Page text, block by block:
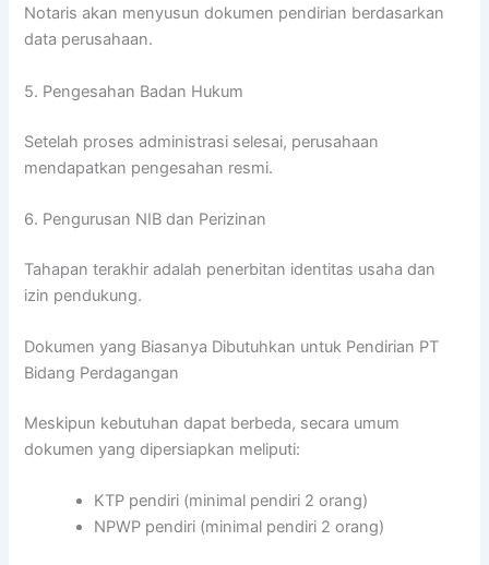
Notaris akan menyusun dokumen pendirian berdasarkan
data perusahaan.
5. Pengesahan Badan Hukum
Setelah proses administrasi selesai, perusahaan
mendapatkan pengesahan resmi.
6. Pengurusan NIB dan Perizinan
Tahapan terakhir adalah penerbitan identitas usaha dan
izin pendukung.
Dokumen yang Biasanya Dibutuhkan untuk Pendirian PT
Bidang Perdagangan
Meskipun kebutuhan dapat berbeda, secara umum
dokumen yang dipersiapkan meliputi:
KTP pendiri (minimal pendiri 2 orang)
NPWP pendiri (minimal pendiri 2 orang)